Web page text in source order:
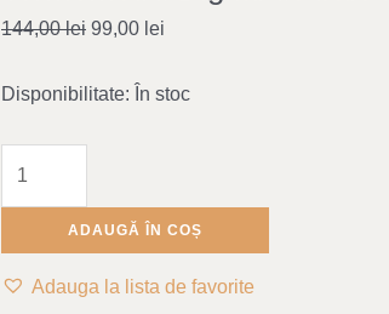
144,00lei 99,00 lei
Disponibilitate: În stoc
Dove
blue
ADAUGĂ ÎN COȘ
Adauga la lista de favorite